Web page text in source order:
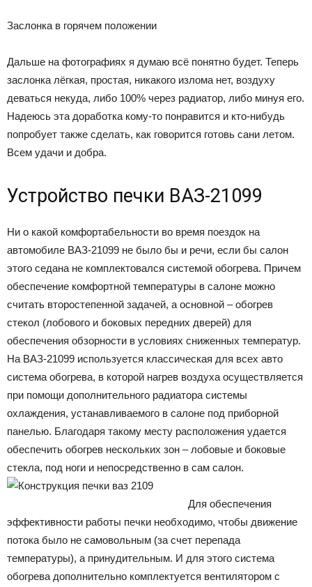
Заслонка в горячем положении
Дальше на фотографиях я думаю всё понятно будет. Теперь
заслонка лёгкая, простая, никакого излома нет, воздуху
деваться некуда, либо 100% через радиатор, либо минуя его.
Надеюсь эта доработка кому-то понравится и кто-нибудь
попробует также сделать, как говорится готовь сани летом.
Всем удачи и добра.
Устройство печки ВАЗ-21099
Ни о какой комфортабельности во время поездок на
автомобиле ВАЗ-21099 не было бы и речи, если бы салон
этого седана не комплектовался системой обогрева. Причем
обеспечение комфортной температуры в салоне можно
считать второстепенной задачей, а основной – обогрев
стекол (лобового и боковых передних дверей) для
обеспечения обзорности в условиях сниженных температур.
На ВАЗ-21099 используется классическая для всех авто
система обогрева, в которой нагрев воздуха осуществляется
при помощи дополнительного радиатора системы
охлаждения, устанавливаемого в салоне под приборной
панелью. Благодаря такому месту расположения удается
обеспечить обогрев нескольких зон – лобовые и боковые
стекла, под ноги и непосредственно в сам салон.
Для обеспечения
эффективности работы печки необходимо, чтобы движение
потока было не самовольным (за счет перепада
температуры), а принудительным. И для этого система
обогрева дополнительно комплектуется вентилятором с